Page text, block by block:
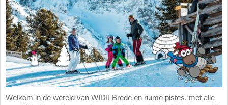
Welkom in de wereld van WIDI! Brede en ruime pistes, met alle